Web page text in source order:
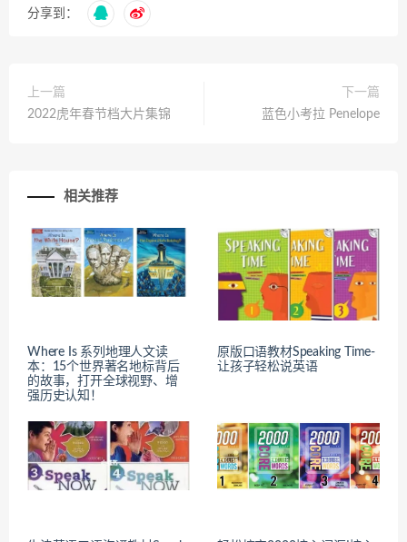
分享到：
上一篇
2022虎年春节档大片集锦
下一篇
蓝色小考拉 Penelope
相关推荐
Where Is 系列地理人文读
本：15个世界著名地标背后
的故事，打开全球视野、增
强历史认知！
原版口语教材Speaking Time-
让孩子轻松说英语